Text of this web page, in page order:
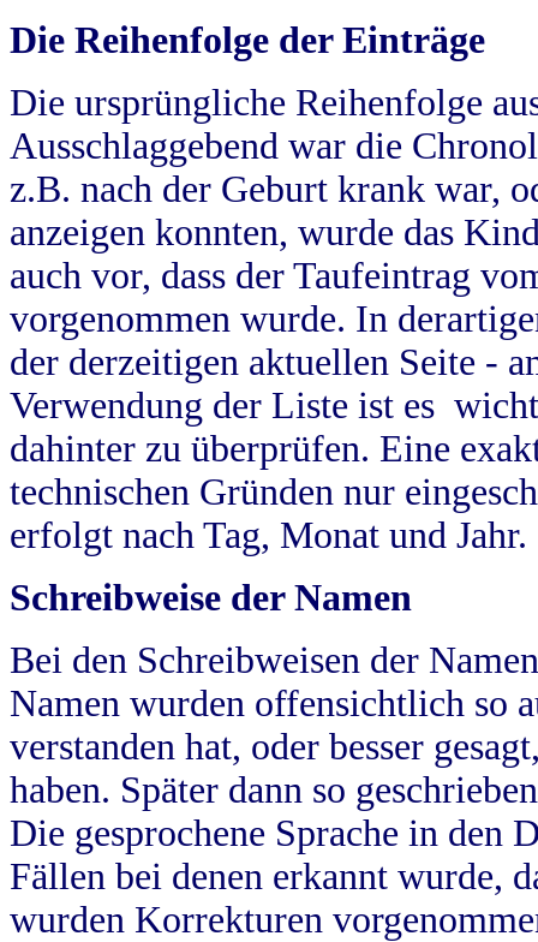
Die Reihenfolge der Einträge
Die ursprüngliche Reihenfolge
Ausschlaggebend war die
z.B. nach der Geburt krank war,
anzeigen konnten, wurde das
auch vor, dass der Taufeintrag
vorgenommen wurde. In
der derzeitigen aktuellen Seite -
Verwendung der Liste ist es
dahinter zu überprüfen. Eine
technischen Gründen nur
erfolgt nach Tag, Monat und Jahr.
Schreibweise der Namen
Bei den Schreibweisen der
Namen wurden offensichtlich so
verstanden hat, oder besser
haben. Später dann so
Die gesprochene Sprache in
Fällen bei denen erkannt wurde,
wurden Korrekturen